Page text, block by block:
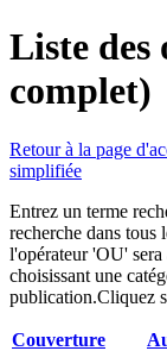
Liste des
complet)
Retour à la page
simplifiée
Entrez un terme
recherche dans tous
l'opérateur 'OU'
choisissant une
publication.Cliquez
Couverture